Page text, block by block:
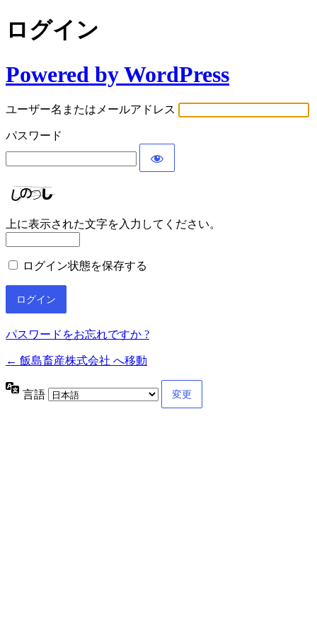
ログイン
Powered by WordPress
ユーザー名またはメールアドレス
パスワード
上に表示された文字を入力してください。
ログイン状態を保存する
パスワードをお忘れですか ?
← 飯島畜産株式会社 へ移動
言語